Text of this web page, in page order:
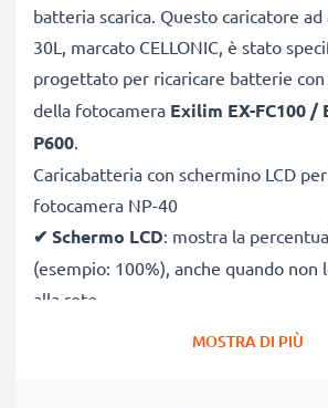
batteria scarica. Questo caricatore
30L, marcato CELLONIC, è stato
progettato per ricaricare batterie con
della fotocamera Exilim EX-FC100 /
P600.
Caricabatteria con schermino LCD
fotocamera NP-40
✔ Schermo LCD: mostra la
(esempio: 100%), anche quando
alla rete
:
MOSTRA DI PIÙ